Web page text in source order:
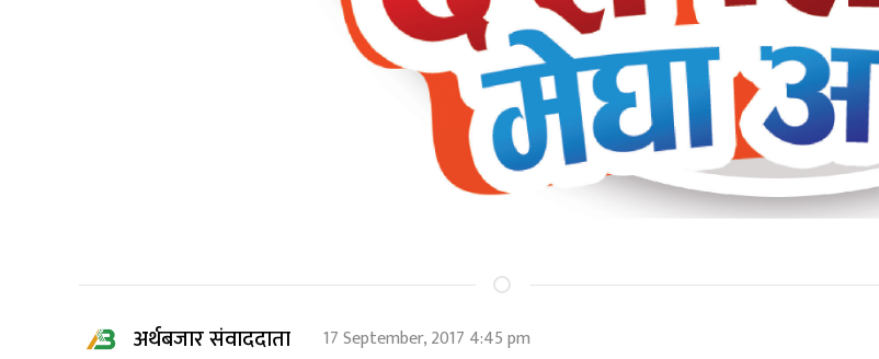
अर्थबजार संवाददाता 17 September, 2017 4:45 pm